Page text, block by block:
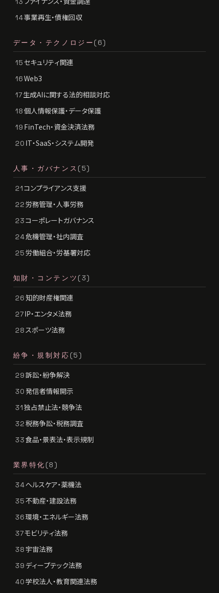
14事業再生・債権回収
データ・テクノロジー (6)
15セキュリティ関連
16Web3
17生成AIに関する法的相談対応
18個人情報保護・データ保護
19 FinTech・資金決済法務
20 IT・SaaS・システム開発
人事・ガバナンス (5)
21コンプライアンス支援
22 労務管理・人事労務
23コーポレートガバナンス
24危機管理・社内調査
25 労働組合・労基署対応
知財・コンテンツ (3)
26 知的財産権関連
27IP・エンタメ法務
28スポーツ法務
紛争・規制対応 (5)
29訴訟・紛争解決
30 発信者情報開示
31独占禁止法・競争法
32税務争訟・税務調査
33食品・景表法・表示規制
業界特化 (8)
34ヘルスケア・薬機法
35不動産・建設法務
36環境・エネルギー法務
37モビリティ法務
38 宇宙法務
39 ディープテック法務
40学校法人・教育関連法務